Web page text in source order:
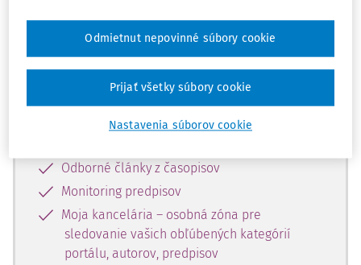
Odomknite si prístup k odbornému
obsahu a získajte prístup na 10 dní
zdarma, stačí sa len zaregistrovať.
Vďaka registrácii získate prístup aj k
vybranému obsahu:
Odborné články z časopisov
Monitoring predpisov
Moja kancelária – osobná zóna pre
sledovanie vašich obľúbených kategórií
portálu, autorov, predpisov
Nastavenia súborov cookie
Odmietnut nepovinné súbory cookie
Prijať všetky súbory cookie